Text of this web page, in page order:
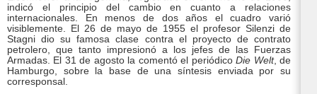
indicó el principio del cambio en cuanto a relaciones
internacionales. En menos de dos años el cuadro varió
visiblemente. El 26 de mayo de 1955 el profesor Silenzi de
Stagni dio su famosa clase contra el proyecto de contrato
petrolero, que tanto impresionó a los jefes de las Fuerzas
Armadas. El 31 de agosto la comentó el periódicoDie Welt, de
Hamburgo, sobre la base de una síntesis enviada por su
corresponsal.